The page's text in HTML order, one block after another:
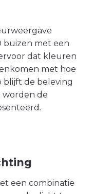
buizen met een
dat kleuren
met hoe
blijft de beleving
worden de
een combinatie